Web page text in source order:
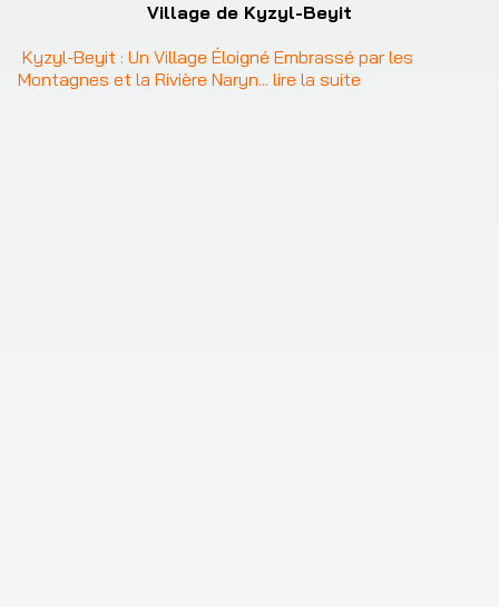
Village de Kyzyl-Beyit
Kyzyl-Beyit : Un Village Éloigné Embrassé par les
Montagnes et la Rivière Naryn... lire la suite